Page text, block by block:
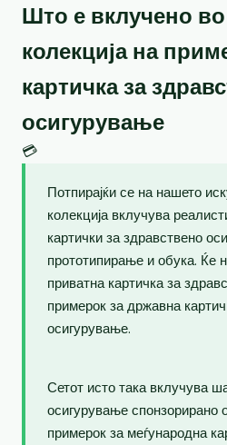
Што е вклучено
колекција на
картичка за
осигурување
💳
Потпирајќи се на нашето
колекција вклучува
картички за здравствено
прототипирање и обука. Ќе
приватна картичка за
примерок за државна
осигурување.
Сетот исто така вклучува
осигурување спонзорирано
примерок за меѓународна